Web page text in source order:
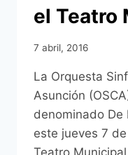
el Teatro
7 abril, 2016
La Orquesta
Asunción
denominado De
este jueves 7
Teatro Municipal